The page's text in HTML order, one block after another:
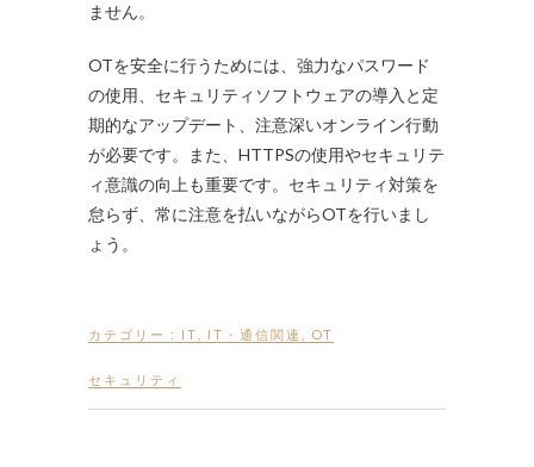
ません。
OTを安全に行うためには、強力なパスワード
の使用、セキュリティソフトウェアの導入と定
期的なアップデート、注意深いオンライン行動
が必要です。また、HTTPSの使用やセキュリテ
ィ意識の向上も重要です。セキュリティ対策を
怠らず、常に注意を払いながらOTを行いまし
ょう。
カテゴリー : IT IT・通信関連 OT
セキュリティ